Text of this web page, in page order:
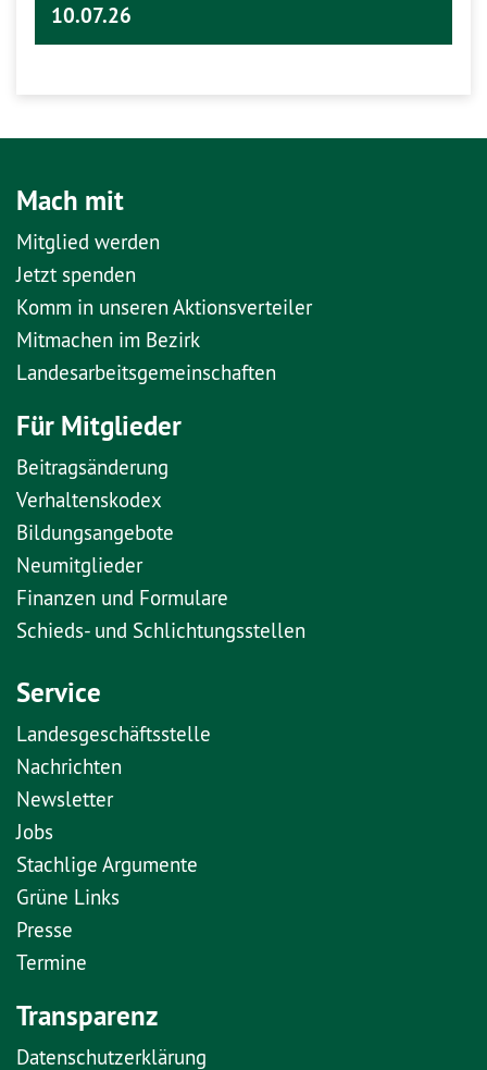
10.07.26
Mach mit
Mitglied werden
Jetzt spenden
Komm in unseren Aktionsverteiler
Mitmachen im Bezirk
Landesarbeitsgemeinschaften
Für Mitglieder
Beitragsänderung
Verhaltenskodex
Bildungsangebote
Neumitglieder
Finanzen und Formulare
Schieds- und Schlichtungsstellen
Service
Landesgeschäftsstelle
Nachrichten
Newsletter
Jobs
Stachlige Argumente
Grüne Links
Presse
Termine
Transparenz
Datenschutzerklärung